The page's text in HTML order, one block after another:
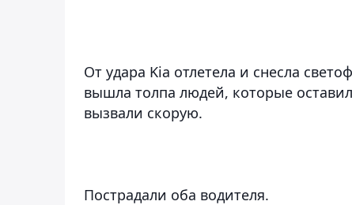
От удара Kia отлетела и снесла
вышла толпа людей, которые
вызвали скорую.
Пострадали оба водителя.